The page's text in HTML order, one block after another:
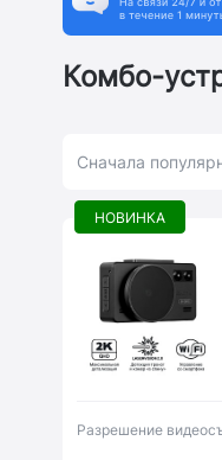
Комбо-
Сначала
НОВИНКА
Разрешение